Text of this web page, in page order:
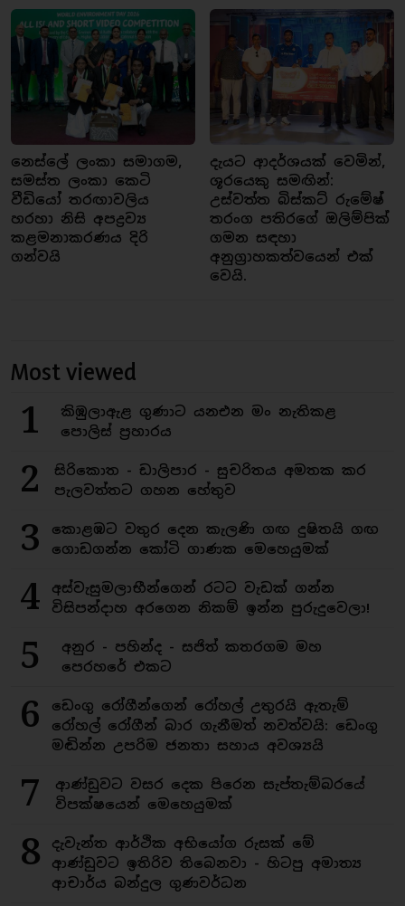
නෙස්ලේ ලංකා සමාගම,
සමස්ත ලංකා කෙටි
වීඩියෝ තරඟාවලිය
හරහා නිසි අපද්‍රව්‍ය
කළමනාකරණය දිරි
ගන්වයි
දැයට ආදර්ශයක් වෙමින්,
ශූරයෙකු සමඟින්:
උස්වත්ත බිස්කට් රුමේෂ්
තරංග පතිරගේ ඔලිම්පික්
ගමන සඳහා
අනුග්‍රාහකත්වයෙන් එක්
වෙයි.
Most viewed
1
කිඹුලාඇළ ගුණාට යනඑන මං නැතිකළ
පොලිස් ප්‍රහාරය
2
සිරිකොත - ඩාලිපාර - සුචරිතය අමතක කර
පැලවත්තට ගහන හේතුව
3
කොළඹට වතුර දෙන කැලණි ගඟ දුෂිතයි ගඟ
ගොඩගන්න කෝටි ගාණක මෙහෙයුමක්
4
අස්වැසුමලාභීන්ගෙන් රටට වැඩක් ගන්න
විසිපන්දාහ අරගෙන නිකම් ඉන්න පුරුදුවෙලා!
5
අනුර - පහින්ද - සජිත් කතරගම මහ
පෙරහරේ එකට
6
ඩෙංගු රෝගීන්ගෙන් රෝහල් උතුරයි ඇතැම්
රෝහල් රෝගීන් බාර ගැනීමත් නවත්වයි: ඩෙංගු
මඬින්න උපරිම ජනතා සහාය අවශ්‍යයි
7
ආණ්ඩුවට වසර දෙක පිරෙන සැප්තැම්බරයේ
විපක්ෂයෙන් මෙහෙයුමක්
8
දැවැන්ත ආර්ථික අභියෝග රුසක් මේ
ආණ්ඩුවට ඉතිරිව තිබෙනවා - හිටපු අමාත්‍ය
ආචාර්ය බන්දුල ගුණවර්ධන